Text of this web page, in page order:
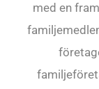
med en